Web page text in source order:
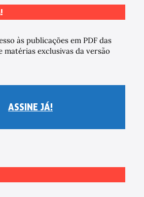
às publicações em PDF das
matérias exclusivas da versão
ASSINE JÁ!